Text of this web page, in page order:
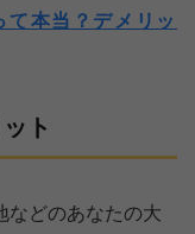
て本当？デメリッ
ト
などのあなたの大